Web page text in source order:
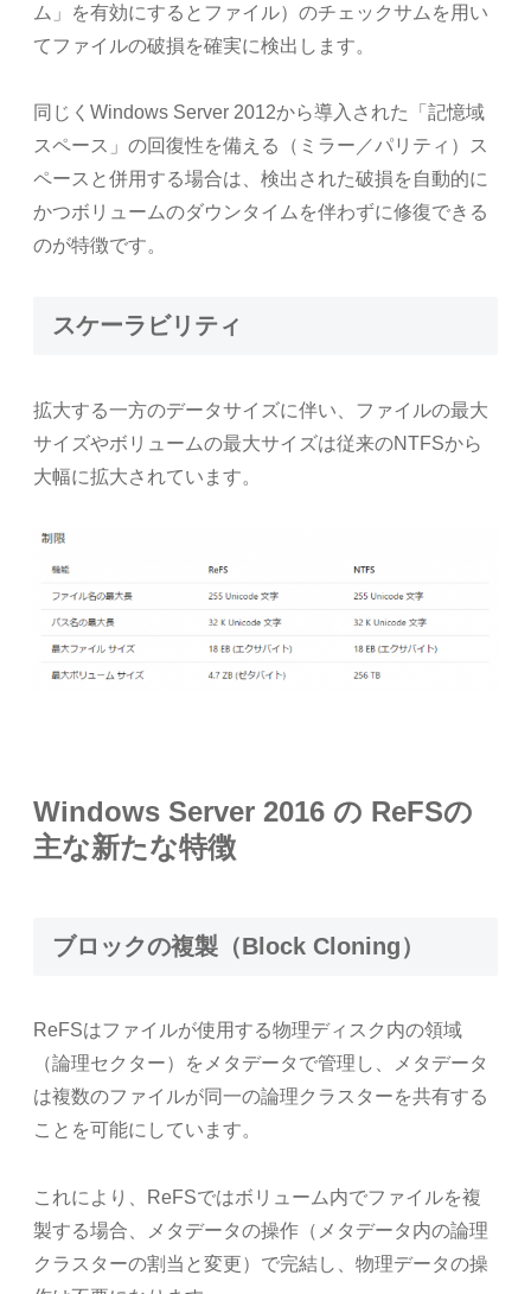
ム」を有効にするとファイル）のチェックサムを用い
てファイルの破損を確実に検出します。
同じくWindows Server 2012から導入された「記憶域
スペース」の回復性を備える（ミラー／パリティ）ス
ペースと併用する場合は、検出された破損を自動的に
かつボリュームのダウンタイムを伴わずに修復できる
のが特徴です。
スケーラビリティ
拡大する一方のデータサイズに伴い、ファイルの最大
サイズやボリュームの最大サイズは従来のNTFSから
大幅に拡大されています。
Windows Server 2016 の ReFSの
主な新たな特徴
ブロックの複製（Block Cloning）
ReFSはファイルが使用する物理ディスク内の領域
（論理セクター）をメタデータで管理し、メタデータ
は複数のファイルが同一の論理クラスターを共有する
ことを可能にしています。
これにより、ReFSではボリューム内でファイルを複
製する場合、メタデータの操作（メタデータ内の論理
クラスターの割当と変更）で完結し、物理データの操